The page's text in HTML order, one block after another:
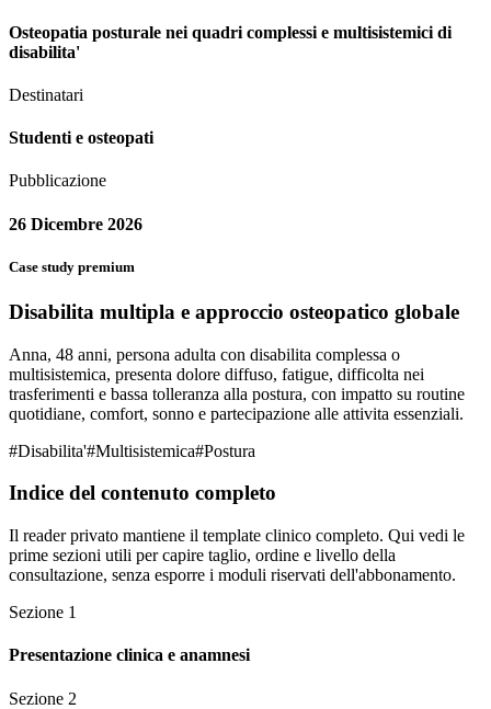
Osteopatia posturale nei quadri complessi e multisistemici di
disabilita'
Destinatari
Studenti e osteopati
Pubblicazione
26 Dicembre 2026
Case study premium
Disabilita multipla e approccio osteopatico globale
Anna, 48 anni, persona adulta con disabilita complessa o
multisistemica, presenta dolore diffuso, fatigue, difficolta nei
trasferimenti e bassa tolleranza alla postura, con impatto su routine
quotidiane, comfort, sonno e partecipazione alle attivita essenziali.
#Disabilita'#Multisistemica#Postura
Indice del contenuto completo
Il reader privato mantiene il template clinico completo. Qui vedi le
prime sezioni utili per capire taglio, ordine e livello della
consultazione, senza esporre i moduli riservati dell'abbonamento.
Sezione 1
Presentazione clinica e anamnesi
Sezione 2